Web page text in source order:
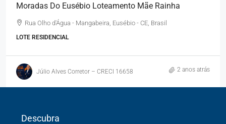
Moradas Do Eusébio Loteamento Mãe Rainha
Rua Olho d'Água - Mangabeira, Eusébio - CE, Brasil
LOTE RESIDENCIAL
Júlio Alves Corretor – CRECI 16658 2 anos atrás
Descubra